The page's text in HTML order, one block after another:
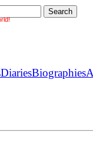
DiariesBiographies